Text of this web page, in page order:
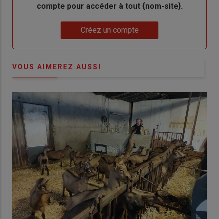
compte pour accéder à tout {nom-site}.
Créez un compte
VOUS AIMEREZ AUSSI